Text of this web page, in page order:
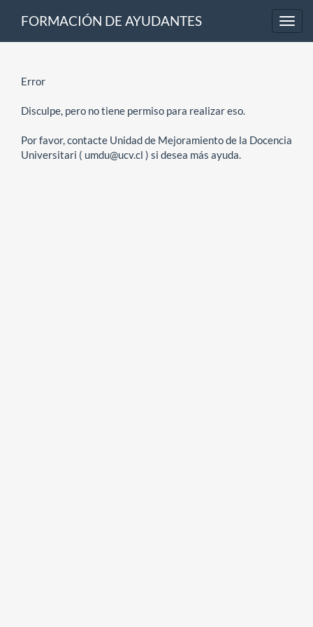
FORMACIÓN DE AYUDANTES
Error
Disculpe, pero no tiene permiso para realizar eso.
Por favor, contacte Unidad de Mejoramiento de la Docencia
Universitari ( umdu@ucv.cl ) si desea más ayuda.